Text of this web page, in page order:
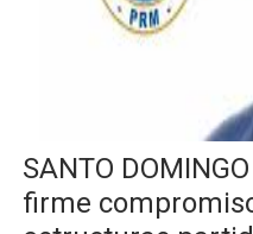
Operativo
Trabajadores de la
Ministerio de Cultura
Más de 180 dirigentes
SANTO
firme